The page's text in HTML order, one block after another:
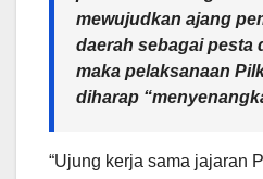
mewujudkan ajang
daerah sebagai pesta
maka pelaksanaan
diharap
“Ujung kerja sama jajaran